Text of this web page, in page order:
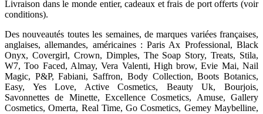
Livraison dans le monde entier, cadeaux et frais de port offerts (voir
conditions).
Des nouveautés toutes les semaines, de marques variées françaises,
anglaises, allemandes, américaines : Paris Ax Professional, Black
Onyx, Covergirl, Crown, Dimples, The Soap Story, Treats, Stila,
W7, Too Faced, Almay, Vera Valenti, High brow, Evie Mai, Nail
Magic, P&P, Fabiani, Saffron, Body Collection, Boots Botanics,
Easy, Yes Love, Active Cosmetics, Beauty Uk, Bourjois,
Savonnettes de Minette, Excellence Cosmetics, Amuse, Gallery
Cosmetics, Omerta, Real Time, Go Cosmetics, Gemey Maybelline,